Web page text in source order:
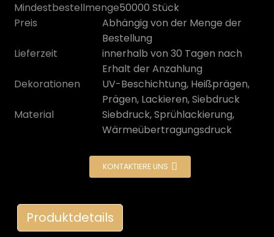
Mindestbestellmenge50000 Stück
Preis
Abhängig von der Menge der
Bestellung
Lieferzeit
innerhalb von 30 Tagen nach
Erhalt der Anzahlung
Dekorationen
UV-Beschichtung, Heißprägen,
Prägen, Lackieren, Siebdruck
Material
Siebdruck, Sprühlackierung,
Wärmeübertragungsdruck
KONTAKTIERE UNS
Produktdetails